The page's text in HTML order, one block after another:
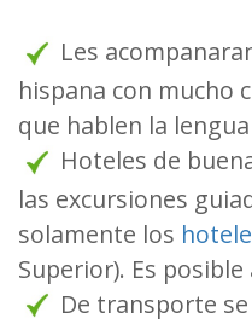
Les
hispana con mucho
que hablen la
Hoteles de
las excursiones
solamente los
Superior). Es
De transporte